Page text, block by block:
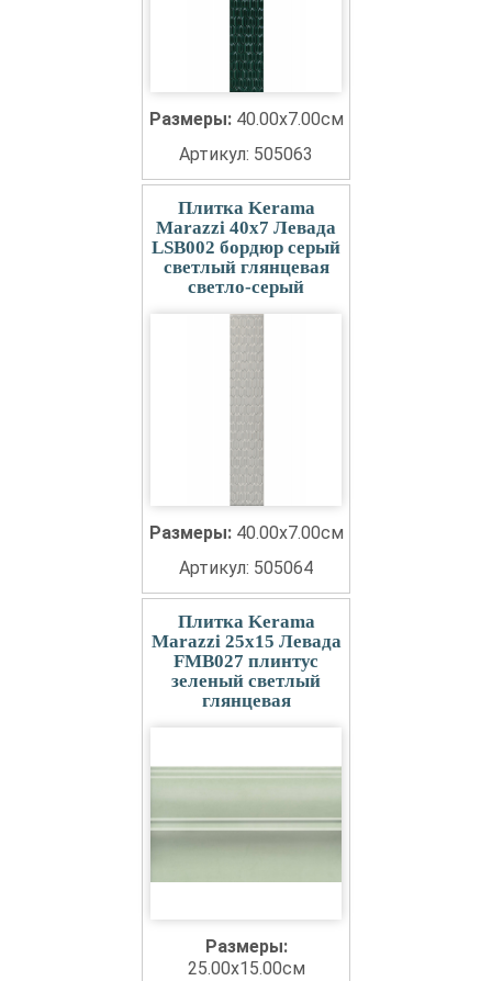
Размеры: 40.00x7.00см
Артикул: 505063
Плитка Kerama
Marazzi 40x7 Левада
LSB002 бордюр серый
светлый глянцевая
светло-серый
Размеры: 40.00x7.00см
Артикул: 505064
Плитка Kerama
Marazzi 25x15 Левада
FMB027 плинтус
зеленый светлый
глянцевая
Размеры:
25.00x15.00см